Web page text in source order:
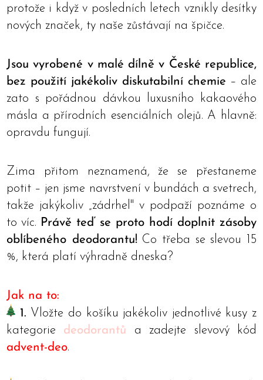
protože i když v posledních letech vznikly desítky
nových značek, ty naše zůstávají na špičce.
Jsou vyrobené v malé dílně v České republice,
bez použití jakékoliv diskutabilní chemie – ale
zato s pořádnou dávkou luxusního kakaového
másla a přírodních esenciálních olejů. A hlavně:
opravdu fungují.
Zima přitom neznamená, že se přestaneme
potit – jen jsme navrstvení v bundách a svetrech,
takže jakýkoliv „zádrhel" v podpaží poznáme o
to víc. Právě teď se proto hodí doplnit zásoby
oblíbeného deodorantu!Co třeba se slevou 15
%, která platí výhradně dneska?
Jak na to:
1. Vložte do košíku jakékoliv jednotlivé kusy z
kategorie deodorantů a zadejte slevový kód
advent-deo.